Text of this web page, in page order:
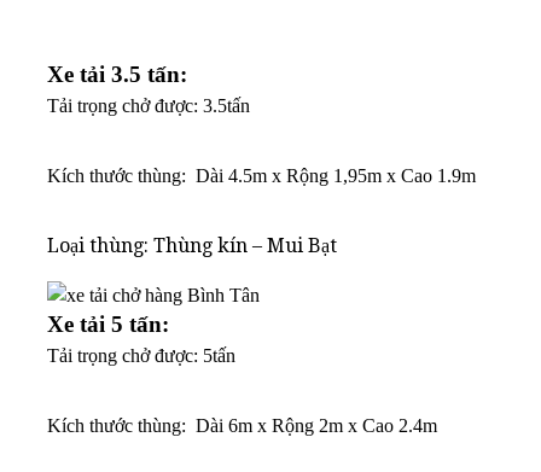
Xe tải 3.5 tấn:
Tải trọng chở được: 3.5tấn
Kích thước thùng: Dài 4.5m x Rộng 1,95m x Cao 1.9m
Loại thùng: Thùng kín – Mui Bạt
Xe tải 5 tấn:
Tải trọng chở được: 5tấn
Kích thước thùng: Dài 6m x Rộng 2m x Cao 2.4m